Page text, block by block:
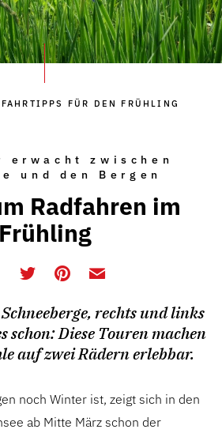
FÜR DEN FRÜHLING
erwacht zwischen
und den Bergen
Radfahren im
Frühling
rechts und links
schon: Diese Touren machen
auf zwei Rädern erlebbar.
noch Winter ist, zeigt sich in den
ab Mitte März schon der